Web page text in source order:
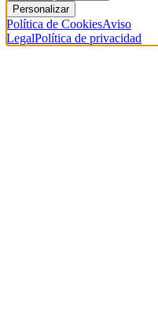
Personalizar
Política de CookiesAviso
LegalPolítica de privacidad